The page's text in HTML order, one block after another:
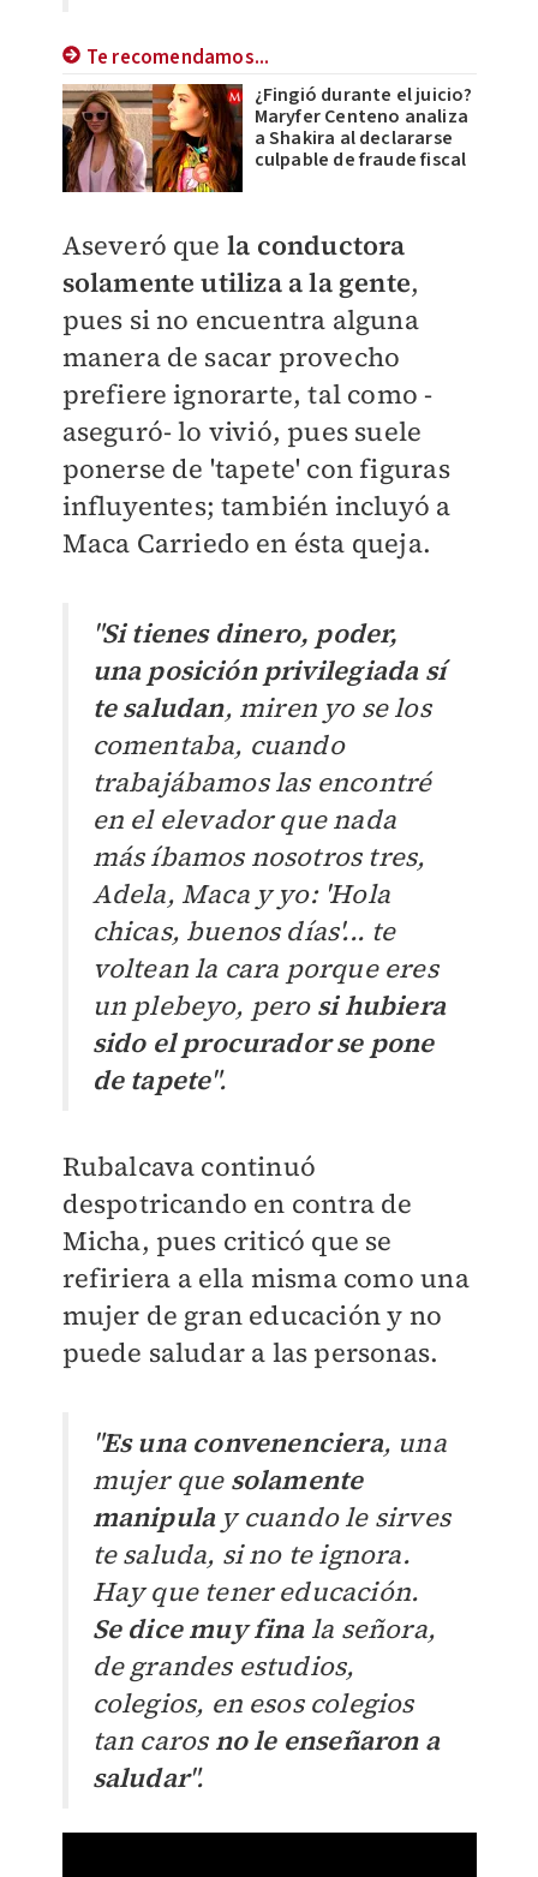
Te recomendamos...
¿Fingió durante el juicio?
Maryfer Centeno analiza
a Shakira al declararse
culpable de fraude fiscal
Aseveró que la conductora
solamente utiliza a la gente,
pues si no encuentra alguna
manera de sacar provecho
prefiere ignorarte, tal como -
aseguró- lo vivió, pues suele
ponerse de 'tapete' con figuras
influyentes; también incluyó a
Maca Carriedo en ésta queja.
"Si tienes dinero, poder,
una posición privilegiada sí
te saludan, miren yo se los
comentaba, cuando
trabajábamos las encontré
en el elevador que nada
más íbamos nosotros tres,
Adela, Maca y yo: 'Hola
chicas, buenos días'... te
voltean la cara porque eres
un plebeyo, perosi hubiera
sido el procurador se pone
de tapete".
Rubalcava continuó
despotricando en contra de
Micha, pues criticó que se
refiriera a ella misma como una
mujer de gran educación y no
puede saludar a las personas.
"Es una convenenciera, una
mujer que solamente
manipula y cuando le sirves
te saluda, si no te ignora.
Hay que tener educación.
Se dice muy finala señora,
de grandes estudios,
colegios, en esos colegios
tan carosno le enseñaron a
saludar".